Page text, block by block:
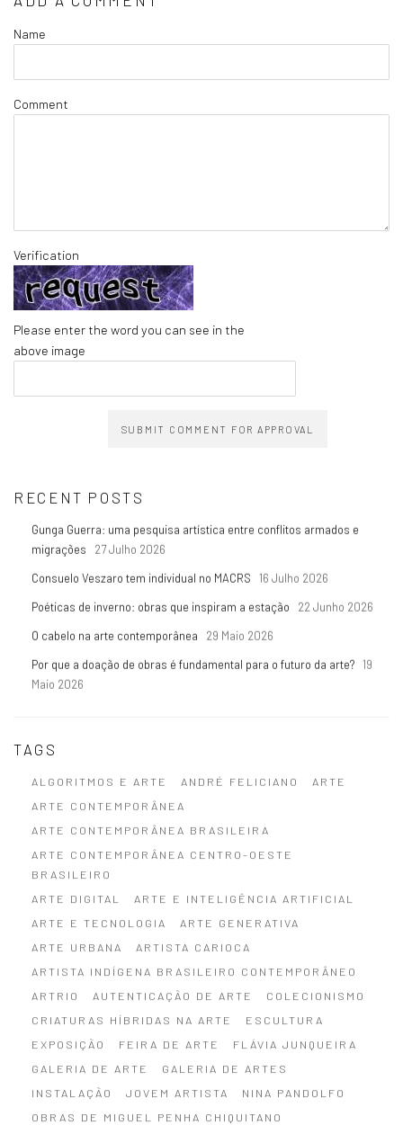
Name
Comment
Verification
Please enter the word you can see in the
above image
SUBMIT COMMENT FOR APPROVAL
RECENT POSTS
Gunga Guerra: uma pesquisa artística entre conflitos armados e
migrações
27 Julho 2026
Consuelo Veszaro tem individual no MACRS
16 Julho 2026
Poéticas de inverno: obras que inspiram a estação
22 Junho 2026
O cabelo na arte contemporânea
29 Maio 2026
Por que a doação de obras é fundamental para o futuro da arte? 19
Maio 2026
TAGS
ALGORITMOS E ARTE ANDRÉ FELICIANO
ARTE
ARTE CONTEMPORÂNEA
ARTE CONTEMPORÂNEA BRASILEIRA
ARTE CONTEMPORÂNEA CENTRO-OESTE
BRASILEIRO
ARTE DIGITAL
ARTE E INTELIGÊNCIA ARTIFICIAL
ARTE E TECNOLOGIA
ARTE GENERATIVA
ARTE URBANA
ARTISTA CARIOCA
ARTISTA INDÍGENA BRASILEIRO CONTEMPORÂNEO
ARTRIO
AUTENTICAÇÃO DE ARTE
COLECIONISMO
CRIATURAS HÍBRIDAS NA ARTE
ESCULTURA
EXPOSIÇÃO
FEIRA DE ARTE
FLÁVIA JUNQUEIRA
GALERIA DE ARTE
GALERIA DE ARTES
INSTALAÇÃO
JOVEM ARTISTA
NINA PANDOLFO
OBRAS DE MIGUEL PENHA CHIQUITANO